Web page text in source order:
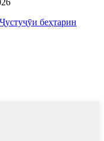
Ҷустуҷӯи беҳтарин